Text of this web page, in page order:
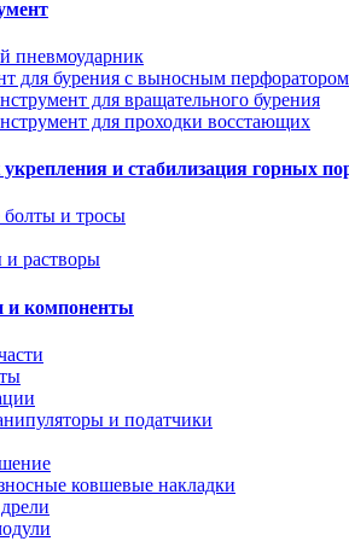
пневмоударник
для бурения с выносным перфоратором
для вращательного бурения
для проходки восстающих
и стабилизация горных
и тросы
растворы
и компоненты
и податчики
ковшевые накладки